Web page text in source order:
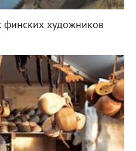
художников